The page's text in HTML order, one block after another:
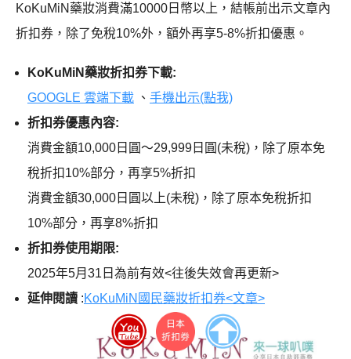
KoKuMiN藥妝消費滿10000日幣以上，結帳前出示文章內
折扣券，除了免稅10%外，額外再享5-8%折扣優惠。
KoKuMiN藥妝折扣券下載:
GOOGLE 雲端下載 、 手機出示(點我)
折扣券優惠內容:
消費金額10,000日圓～29,999日圓(未稅)，除了原本免
稅折扣10%部分，再享5%折扣
消費金額30,000日圓以上(未稅)，除了原本免稅折扣
10%部分，再享8%折扣
折扣券使用期限:
2025年5月31日為前有效<往後失效會再更新>
延伸閱讀 :KoKuMiN國民藥妝折扣券<文章>